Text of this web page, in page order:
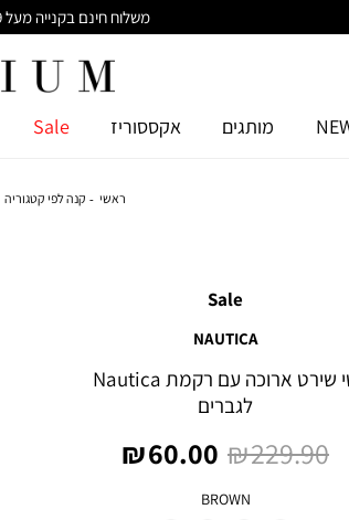
משלוח חינם בקנייה מעל 249 ש"ח (עלות משלוח החל מ-14.90 ש"ח)
מותגים אקססוריז Sale
ראשי קנה לפי קטגוריה
Sale
NAUTICA
טי שירט ארוכה עם רקמת Nautica
לגברים
מחיר
מוצר
60.00 ₪
מחיר
229.90 ₪
צבע
BROWN